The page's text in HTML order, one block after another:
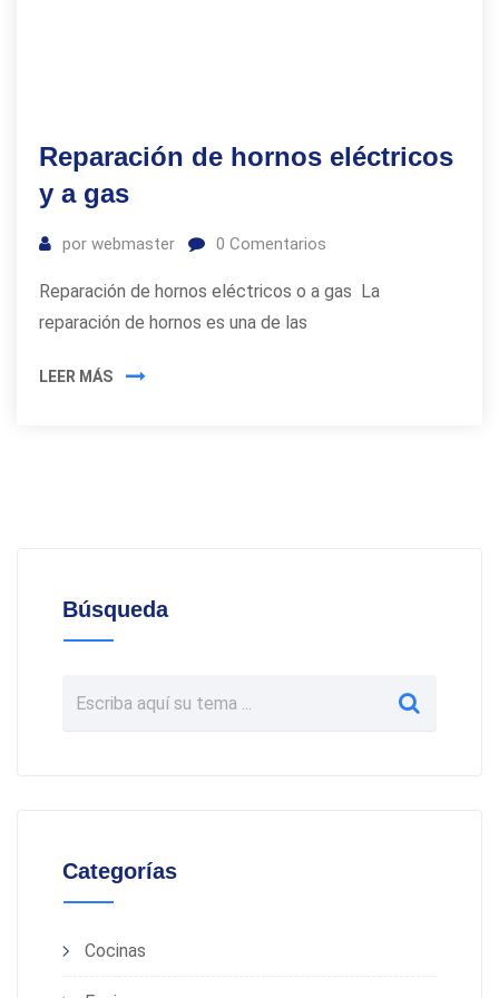
Reparación de hornos eléctricos
y a gas
por webmaster 0 Comentarios
Reparación de hornos eléctricos o a gas La
reparación de hornos es una de las
LEER MÁS
Búsqueda
Categorías
Cocinas